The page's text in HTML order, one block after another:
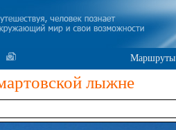
Маршруты
лыжне